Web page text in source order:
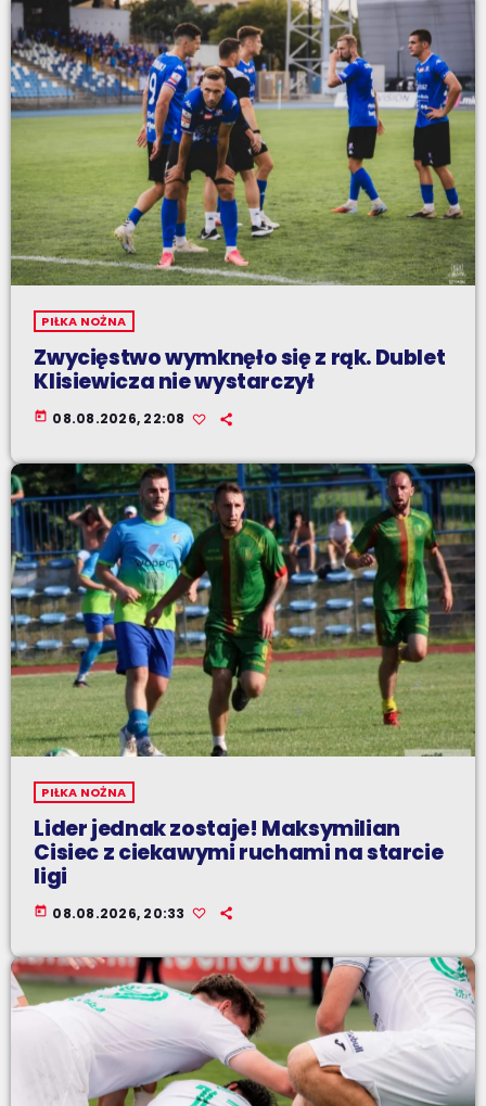
PIŁKA NOŻNA
Zwycięstwo wymknęło się z rąk. Dublet
Klisiewicza nie wystarczył
today 08.08.2026, 22:08
PIŁKA NOŻNA
Lider jednak zostaje! Maksymilian
Cisiec z ciekawymi ruchami na starcie
ligi
today 08.08.2026, 20:33